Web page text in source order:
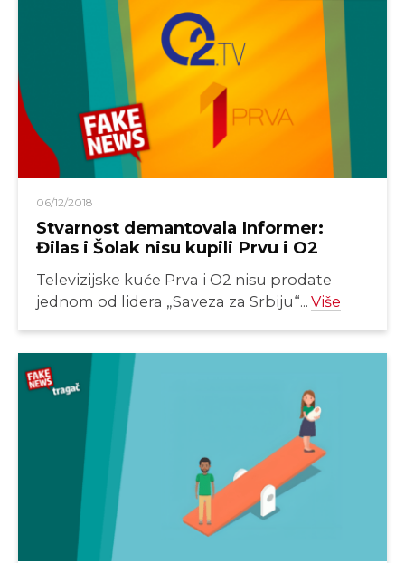
06/12/2018
Stvarnost demantovala Informer:
Đilas i Šolak nisu kupili Prvu i O2
Televizijske kuće Prva i O2 nisu prodate
jednom od lidera „Saveza za Srbiju“... Više